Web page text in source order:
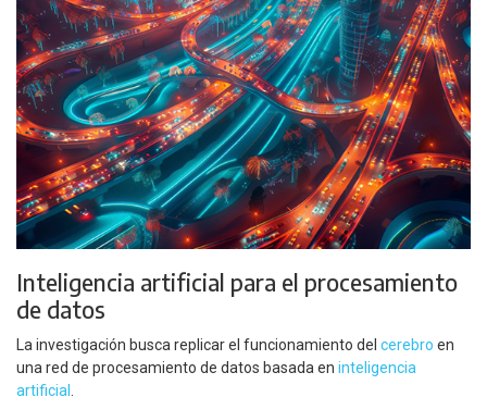
Inteligencia artificial para el procesamiento
de datos
La investigación busca replicar el funcionamiento del cerebro en
una red de procesamiento de datos basada en inteligencia
artificial